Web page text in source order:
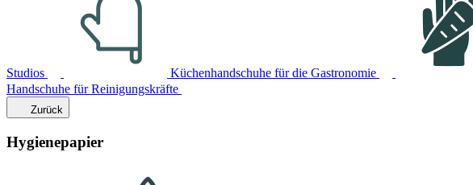
Studios Küchenhandschuhe für die Gastronomie
Handschuhe für Reinigungskräfte
Zurück
Hygienepapier